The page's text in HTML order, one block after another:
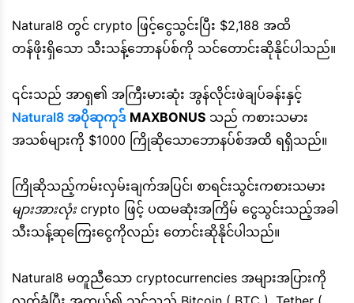
Natural8 တွင် crypto ဖြင့်ငွေသွင်းပြီး $2,188 အထိ
တန်ဖိုးရှိသော သီးသန့်ဘောနပ်စ်ကို သင်တောင်းဆိုနိုင်ပါသည်။
၎င်းသည် အာရှ၏ အကြီးမားဆုံး အွန်လိုင်းဖဲချပ်ခန်းနှင့်
Natural8 အပိုဆုကုဒ် MAXBONUS သည် ကစားသမား
အသစ်များကို $1000 ကြိုဆိုသောဘောနပ်စ်အထိ ရရှိသည်။
ကြိုဆိုသည့်ကမ်းလှမ်းချက်အပြင်၊ စာရင်းသွင်းကစားသမား
များအားလုံးcrypto ဖြင့် ပထမဆုံးအကြိမ် ငွေသွင်းသည့်အခါ
သီးသန့်ဆုကြေးငွေကိုလည်း တောင်းဆိုနိုင်ပါသည်။
Natural8 မတူညီသော cryptocurrencies အများအပြားကို